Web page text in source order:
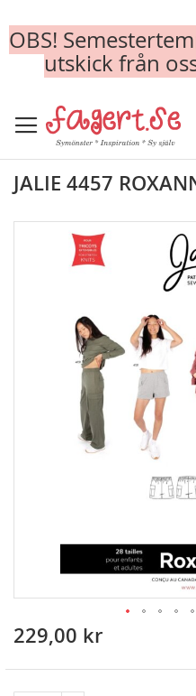
OBS!
utskick från
to
Content
JALIE 4457
Skip
the
229,00 kr